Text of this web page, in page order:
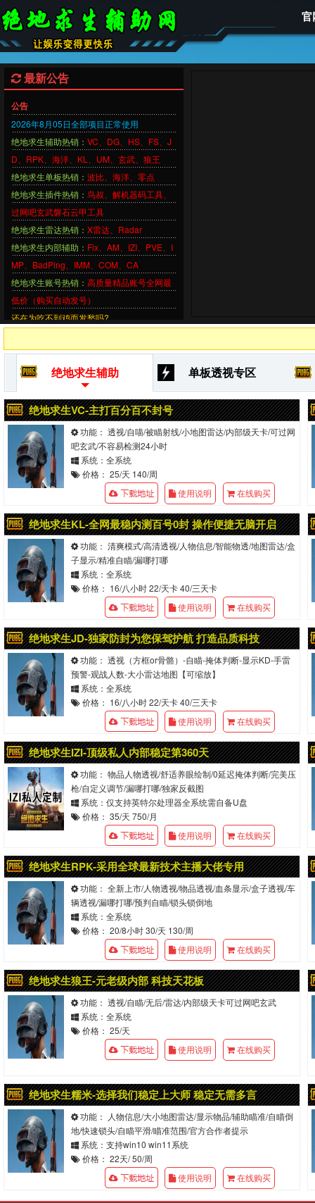
官
最新公告
公告
2026年8月05日全部项目正常使用
绝地求生辅助热销： VC、DG、HS、FS、J
D
RPK
海洋、KL、UM、玄武、狼王
绝地求生单板热销： 波比、海洋 、零点
绝地求生插件热销： 鸟叔、解机器码工具、
过网吧玄武磐石云甲工具
绝地求生雷达热销： X雷达、Radar
绝地求生内部辅助： Fix、AM、IZI、PVE、I
MP、BadPing、IMM、COM、CA
绝地求生账号热销： 高质量精品账号全网最
低价（购买自动发号）
还在为吃不到鸡而发愁吗?
本站吃鸡辅助，全网最稳，百万驱动，绝对
真实，实力开发，绝地求生内部辅助
一对一售后服务，解决任何问题！
推荐款直接稳定上大师!
2026/2/6 19:03:02
绝地求生辅助 单板透视专区
绝地求生VC-主打百分百不封号
功能： 透视/自喵/被瞄射线/小地图雷达/内部级天卡/可过网
吧玄武/不容易检测24小时
系统：全系统
价格： 25/天 140/周
在线购买
使用说明
绝地求生KL-全网最稳内测百号0封 操作便捷无脑开启
功能： 清爽模式/高清透视/人物信息/智能物透/地图雷达/盒
子显示/精准自瞄/漏哪打哪
系统：全系统
价格： 16/八小时 22/天卡 40/三天卡
在线购买
使用说明
绝地求生JD-独家防封为您保驾护航 打造品质科技
功能： 透视（方框or骨骼）-自瞄-掩体判断-显示KD-手雷
预警-观战人数-大小雷达地图【可缩放】
系统：全系统
价格： 16/八小时 22/天卡 40/三天卡
在线购买
使用说明
绝地求生IZI-顶级私人内部稳定第360天
功能： 物品人物透视/舒适养眼绘制/0延迟掩体判断/完美压
枪/自定义调节/漏哪打哪/独家反截图
系统：仅支持英特尔处理器全系统需自备U盘
价格： 35/天 750/月
在线购买
使用说明
绝地求生RPK-采用全球最新技术主播大佬专用
功能： 全新上市/人物透视/物品透视/血条显示/盒子透视/车
辆透视/漏哪打哪/预判自瞄/锁头锁倒地
系统：全系统
价格： 20/8小时 30/天 130/周
在线购买
使用说明
绝地求生狼王-元老级内部 科技天花板
功能： 透视/自瞄/无后/雷达/内部级天卡可过网吧玄武
系统：全系统
价格： 25/天
在线购买
使用说明
绝地求生糯米-选择我们稳定上大师 稳定无需多言
功能： 人物信息/大小地图雷达/显示物品/辅助瞄准/自瞄倒
地/快速锁头/自瞄平滑/瞄准范围/官方合作者提示
系统：支持win10 win11系统
价格： 22天/ 50/周
在线购买
使用说明